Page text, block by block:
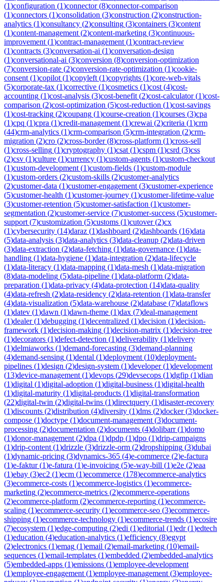
(1)configuration (1)connector(8)connector-comparison
(1)connectors (1)consolidation (3)construction (2)construction-
analytics (1)consultancy (2)consulting (3)containers (3)content
(1)content-management (2)content-marketing (3)continuous-
improvement (1)contract-management (1)contract-review
(1)contracts (3)conversation-ai (1)conversation-design
(1)conversational-ai (3)conversion (8)conversion-optimization
(7)conversion-rate (2)conversion-rate-optimization (1)cookie-
consent (1)copilot (1)copyleft (1)copyrights (1)core-web-vitals
(5)corporate-tax (1)corrective (1)cosmetics (1)cost (4)cost-
accounting (1)cost-analysis (3)cost-benefit (2)cost-calculator(1)cost-
comparison (2)cost-optimization (5)cost-reduction (1)cost-savings
(1)cost-tracking (2)coupang (1)course-creation (1)courses (3)cpa
(1)cpq (1)cpra (1)credit-management (1)crewai (2)criteria (1)crm
(44)crm-analytics (1)crm-comparison (5)crm-integration (2)crm-
migration (2)cro (2)cross-border(8)cross-platform (1)cross-sell
(1)cross-selling (1)cryptography (1)csat (1)cspm (1)csrd (3)css
(2)csv (1)culture (1)currency (1)custom-agents (1)custom-checkout
(1)custom-development (1)custom-fields (1)custom-module
(1)custom-orders (2)custom-skills (2)customer-analytics
(2)customer-data (1)customer-engagement (3)customer-experience
(5)customer-health (1)customer-journey (1)customer-lifetime-value
(3)customer-retention (5)customer-satisfaction (1)customer-
segmentation (2)customer-service (7)customer-success (5)customer-
support (7)customization (5)customs (1)cutover(2)cx
(1)cybersecurity (14)daraz (1)dashboard (2)dashboards (16)data
(5)data-analysis (3)data-analytics (3)data-cleanup (2)data-driven
(3)data-extraction (2)data-fetching (1)data-governance (1)data-
handling (1)data-hygiene (1)data-integration (2)data-lifecycle
(1)data-literacy (1)data-mapping (1)data-mesh (1)data-migration
(8)data-modeling (5)data-pipeline (1)data-platform (2)data-
preparation (1)data-privacy (4)data-protection (14)data-quality
(4)data-refresh (2)data-residency (2)data-retention (1)data-transfer
(4)data-visualization (5)data-warehouse (2)database (7)dataflows
(1)datev (1)dawn (1)dawn-theme (1)dax (7)deal-management
(1)dealer(1)debugging (1)decentralized (1)decision (1)decision-
framework (1)decision-making (1)decision-matrix (1)decision-tree
(1)decorators (1)defect-detection (1)deliverability (1)delivery
(1)delmiaworks (1)demand-forecasting (3)demand-planning
(4)demand-sensing (1)dental (1)deployment (10)deployment-
pipelines (1)design (2)design-system (1)developer(1)development
(13)device-management (1)devops (29)devsecops (1)dgfip (1)dian
(1)digital (1)digital-adoption (1)digital-business (1)digital-health
(1)digital-maturity (1)digital-products (1)digital-transformation
(22)digital-twin (2)digital-twins (1)directquery (1)disaster-recovery
(1)discounts (2)distribution (4)diversity (1)dms (2)docker(3)docker-
compose (1)doctype (1)document-management (3)document-
processing (2)documentation (2)documents (4)dolibarr(1)domo
(1)donor-management (2)dpa (1)dpdp (1)dpo (1)drip-campaigns
(1)drip-content (1)drizzle (3)drizzle-orm (2)dropshipping (3)dubai
(1)dynamic-pricing (3)dynamics-365 (4)e-commerce (2)e-factura
(1)e-faktur(1)e-fatura (1)e-invoicing (5)e-way-bill (1)e2e (2)eaa
(1)ebay (3)ec2 (1)ecm (1)ecommerce (178)ecommerce-analytics
(3)ecommerce-costs (1)ecommerce-logistics (1)ecommerce-
marketing (2)ecommerce-metrics (2)ecommerce-operations
(2)ecommerce-platform (2)ecommerce-reporting (1)ecommerce-
scaling (1)ecommerce-security (1)ecommerce-seo (3)ecommerce-
shipping (1)ecommerce-technology (1)ecommerce-trends (1)ecosire
(7)ecosystem (1)edge-computing (2)edi (1)editorial (1)edr(1)edtech
(1)education (4)education-analytics (1)efficiency (8)egypt
(2)electronics (1)emag (1)email (2)email-marketing (10)email-
sequences (1)email-templates (1)embedded (2)embedded-analytics
(5)embedded-apps (1)emissions (1)employee-development
(1)employee-engagement (1)employee-management (3)employee-